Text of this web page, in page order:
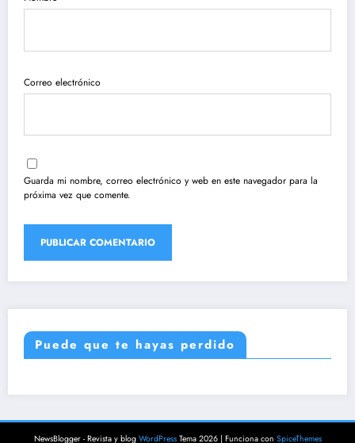
Correo electrónico
Guarda mi nombre, correo electrónico y web en este navegador para la
próxima vez que comente.
Puede que te hayas perdido
NewsBlogger - Revista y blog WordPressTema 2026 | Funciona con SpiceThemes